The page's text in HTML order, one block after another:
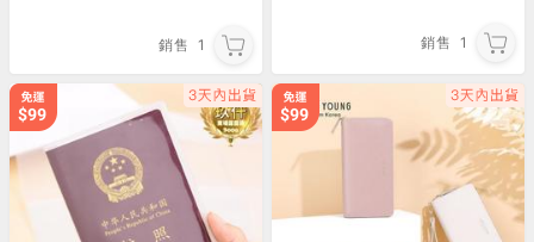
銷售 1 銷售 1